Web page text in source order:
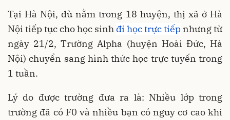
Tại Hà Nội, dù nằm trong 18 huyện, thị xã ở Hà
Nội tiếp tục cho học sinh đi học trực tiếp nhưng từ
ngày 21/2, Trường Alpha (huyện Hoài Đức, Hà
Nội) chuyển sang hình thức học trực tuyến trong
1 tuần.
Lý do được trường đưa ra là: Nhiều lớp trong
trường đã có F0 và nhiều bạn có nguy cơ cao khi